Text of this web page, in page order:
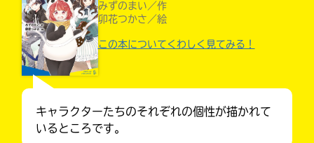
見られる
みずのまい／作
卯花つかさ／絵
この本についてくわしく見てみる！
キャラクターたちのそれぞれの個性が描かれて
いるところです。
内
に